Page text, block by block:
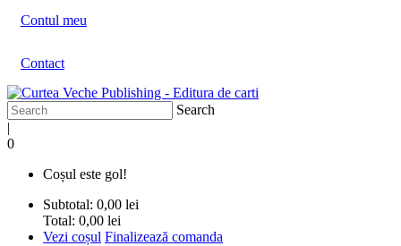
Contul meu
Contact
Search
|
0
Coșul este gol!
Subtotal: 0,00 lei
Total: 0,00 lei
Vezi coșul Finalizează comanda